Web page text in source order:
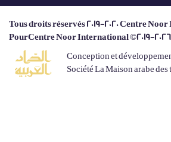
Tous droits réservés 2019-2020 Centre
PourCentre Noor International ©2019-2026
Conception et
Société La Maison arabe